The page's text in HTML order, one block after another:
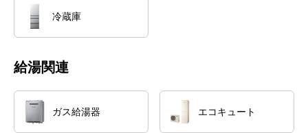
冷蔵庫
給湯関連
ガス給湯器 エコキュート